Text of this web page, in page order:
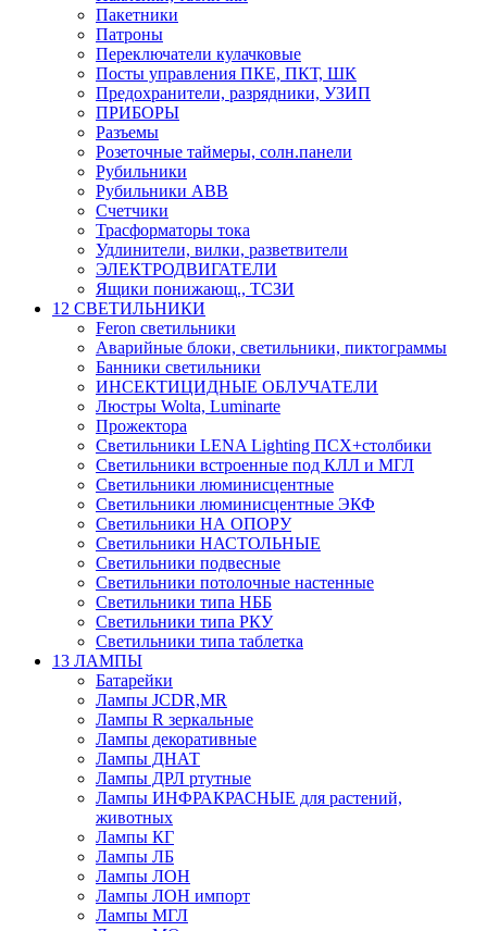
Пакетники
Патроны
Переключатели кулачковые
Посты управления ПКЕ, ПКТ, ШК
Предохранители, разрядники, УЗИП
ПРИБОРЫ
Разъемы
Розеточные таймеры, солн.панели
Рубильники
Рубильники ABB
Счетчики
Трасформаторы тока
Удлинители, вилки, разветвители
ЭЛЕКТРОДВИГАТЕЛИ
Ящики понижающ., ТСЗИ
12 СВЕТИЛЬНИКИ
Feron светильники
Аварийные блоки, светильники, пиктограммы
Банники светильники
ИНСЕКТИЦИДНЫЕ ОБЛУЧАТЕЛИ
Люстры Wolta, Luminarte
Прожектора
Светильники LENA Lighting ПСХ+столбики
Светильники встроенные под КЛЛ и МГЛ
Светильники люминисцентные
Светильники люминисцентные ЭКФ
Светильники НА ОПОРУ
Светильники НАСТОЛЬНЫЕ
Светильники подвесные
Светильники потолочные настенные
Светильники типа НББ
Светильники типа РКУ
Светильники типа таблетка
13 ЛАМПЫ
Батарейки
Лампы JCDR,MR
Лампы R зеркальные
Лампы декоративные
Лампы ДНАТ
Лампы ДРЛ ртутные
Лампы ИНФРАКРАСНЫЕ для растений,
животных
Лампы КГ
Лампы ЛБ
Лампы ЛОН
Лампы ЛОН импорт
Лампы МГЛ